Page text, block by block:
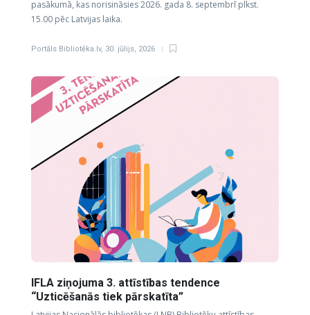
pasākumā, kas norisināsies 2026. gada 8. septembrī plkst.
15.00 pēc Latvijas laika.
Portāls Bibliotēka.lv, 30. jūlijs, 2026
IFLA ziņojuma 3. attīstības tendence
“Uzticēšanās tiek pārskatīta”